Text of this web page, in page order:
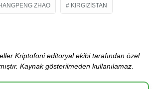
ZHAO KIRGIZISTAN
Kriptofoni editoryal ekibi tarafından özel
Kaynak gösterilmeden kullanılamaz.